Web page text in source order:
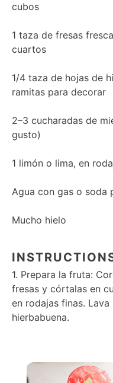
cubos
1 taza de fresas
cuartos
1/4 taza de hojas de
ramitas para decorar
2–3 cucharadas de
gusto)
1 limón o lima, en
Agua con gas o soda
Mucho hielo
1. Prepara la fruta:
fresas y córtalas en
en rodajas finas.
hierbabuena.